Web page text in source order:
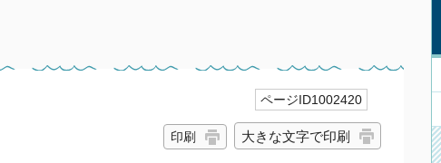
ページID1002420
印刷 大きな文字で印刷